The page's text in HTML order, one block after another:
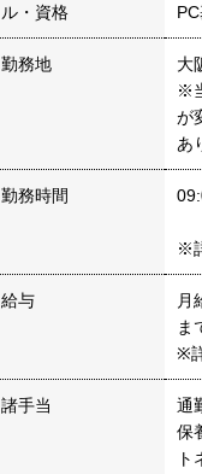
ル・資格
勤務地
大
※
が
あ
勤務時間
※
給与
月
ま
※
諸手当
通
保